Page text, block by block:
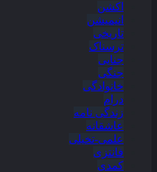
اکشن
انیمیشن
تاریخی
ترسناک
جنایی
جنگی
خانوادگی
درام
زندگی نامه
عاشقانه
علمی-تخیلی
فانتزی
کمدی